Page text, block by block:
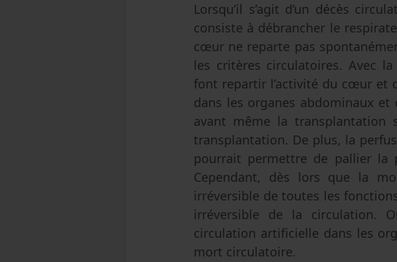
Lorsqu’il s’agit d’un décès
consiste à débrancher le
cœur ne reparte pas
les critères circulatoires. Avec
font repartir l’activité du cœur et
dans les organes abdominaux
avant même la transplantation
transplantation. De plus, la
pourrait permettre de pallier la
Cependant, dès lors que la
irréversible de toutes les
irréversible de la circulation.
circulation artificielle dans les
mort circulatoire.